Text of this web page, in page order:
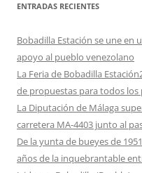
ENTRADAS RECIENTES
Bobadilla Estación se une en
apoyo al pueblo venezolano
La Feria de Bobadilla
de propuestas para todos los
La Diputación de Málaga
carretera MA-4403 junto al
De la yunta de bueyes de
años de la inquebrantable